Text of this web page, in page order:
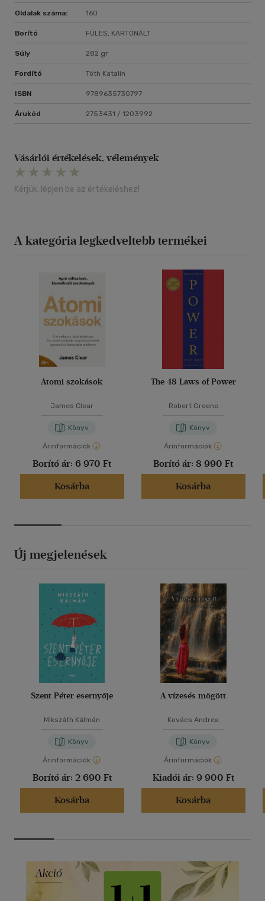
Oldalak száma: 160
Borító FÜLES, KARTONÁLT
Súly 282 gr
Fordító Tóth Katalin
ISBN 9789635730797
Árukód 2753431 / 1203992
Vásárlói értékelések, vélemények
Kérjük, lépjen be az értékeléshez!
A kategória legkedveltebb termékei
Atomi szokások
James Clear
Könyv
Árinformációk
Borító ár: 6 970 Ft
Kosárba
The 48 Laws of Power
Robert Greene
Könyv
Árinformációk
Borító ár: 8 990 Ft
Kosárba
Új megjelenések
Szent Péter esernyője
Mikszáth Kálmán
Könyv
Árinformációk
Borító ár: 2 690 Ft
Kosárba
A vízesés mögött
Kovács Andrea
Könyv
Árinformációk
Kiadói ár: 9 900 Ft
Kosárba